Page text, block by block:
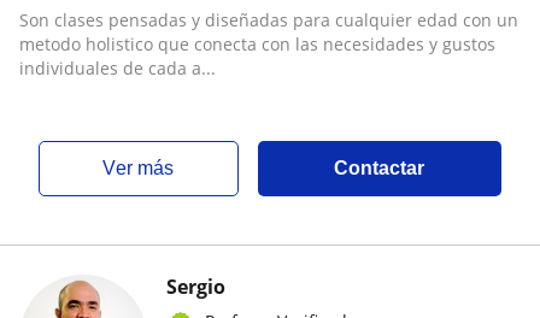
Son clases pensadas y diseñadas para cualquier edad con un
metodo holistico que conecta con las necesidades y gustos
individuales de cada a...
ver más Contactar
Sergio